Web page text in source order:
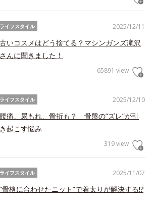
2025/12/11
ライフスタイル
古いコスメはどう捨てる？マシンガンズ滝沢
さんに聞きました！
65891 view
2025/12/10
ライフスタイル
腰痛、尿もれ、骨折も？ 骨盤の“ズレ”が引
き起こす悩み
319 view
2025/11/07
ライフスタイル
“骨格に合わせたニット”で着太りが解決する!?